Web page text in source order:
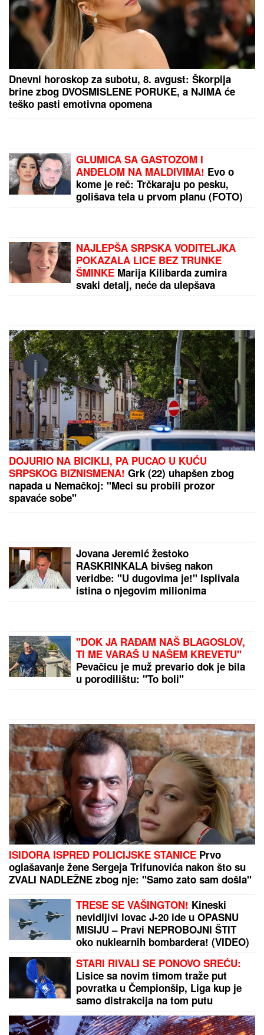
"Ovo je bio PRVI SIMPTOM DEMENCIJE koji sam
primetila kod Brusa Vilisa, a evo da li me danas
PREPOZNAJE", supruga slavnog glumca otkrila
nove detalje - OSEĆAJ KRIVICE je non stop prati
otkrio detalje razgovora sa milijarderom
(FOTO) NALAZI SE DALEKO OD BEOGRADAPrva
objava Jelene Radanović nakon što joj je Ana
Nikolić pretila zbog Raleta - poslala joj jezive
poruke
by Aklamator
PREPORUKA ZA VAS
teško pasti emotivna opomena
GLUMICA SA GASTOZOM I
ANĐELOM NA MALDIVIMA!Evo o
kome je reč: Trčkaraju po pesku,
golišava tela u prvom planu (FOTO)